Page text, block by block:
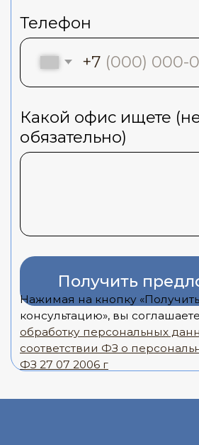
которым необходим офис для
своих сотрудников.
О бизнес-центре
Басманный Двор
Бизнес-центр класса B+ расположен в
«Красносельская». Рядом есть остановки
общественного транспорта. Добраться
Садового кольца на авто можно всего за 10
мин. Здание было реконструировано в
году и имеет современный внешний вид.
Деловой квартал «Басманный
Комфорт и инфраструктура для
продуктивной работы
Современное здание:После